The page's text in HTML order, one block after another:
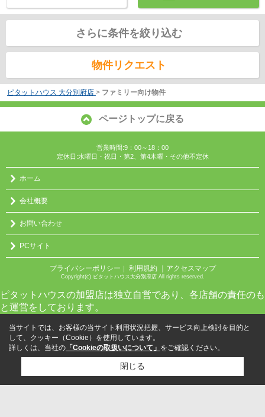
さらに条件を絞り込む
物件リクエスト
ピタットハウス 大分別府店 > ファミリー向け物件
ページトップに戻る
営業時間:9：00～18：00
定休日:水曜日・祝日・第2、第4木曜・その他不定休
ホーム
会社概要
お問い合わせ
PCサイト
プライバシーポリシー ｜ 利用規約 ｜アクセスマップ
Copyright(c) ピタットハウス大分別府店 All rights reserved.
ピタットハウスの加盟店は独立自営であり、各店舗の責任のも
と運営をしております。
当サイトでは、お客様の当サイト利用状況把握、サービス向上検討を目的と
して、クッキー（Cookie）を使用しています。
詳しくは、当社の 「Cookieの取扱いについて」 をご確認ください。
閉じる